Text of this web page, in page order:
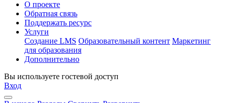
О проекте
Обратная связь
Поддержать ресурс
Услуги
Создание LMS Образовательный контент Маркетинг
для образования
Дополнительно
Вы используете гостевой доступ
Вход